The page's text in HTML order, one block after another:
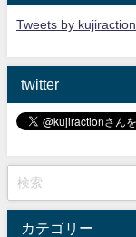
Tweets by kujiraction
twitter
カテゴリー